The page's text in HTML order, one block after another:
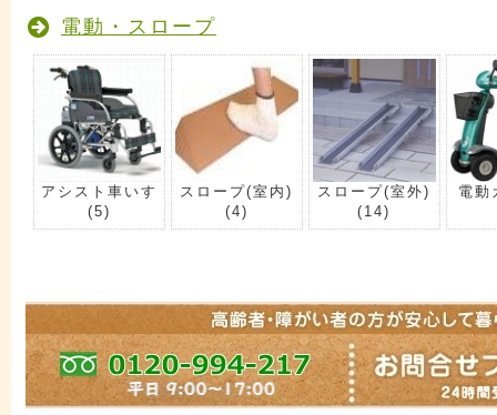
電動・スロープ
アシスト車いす
(5)
スロープ(室内)
(4)
スロープ(室外)
(14)
電動